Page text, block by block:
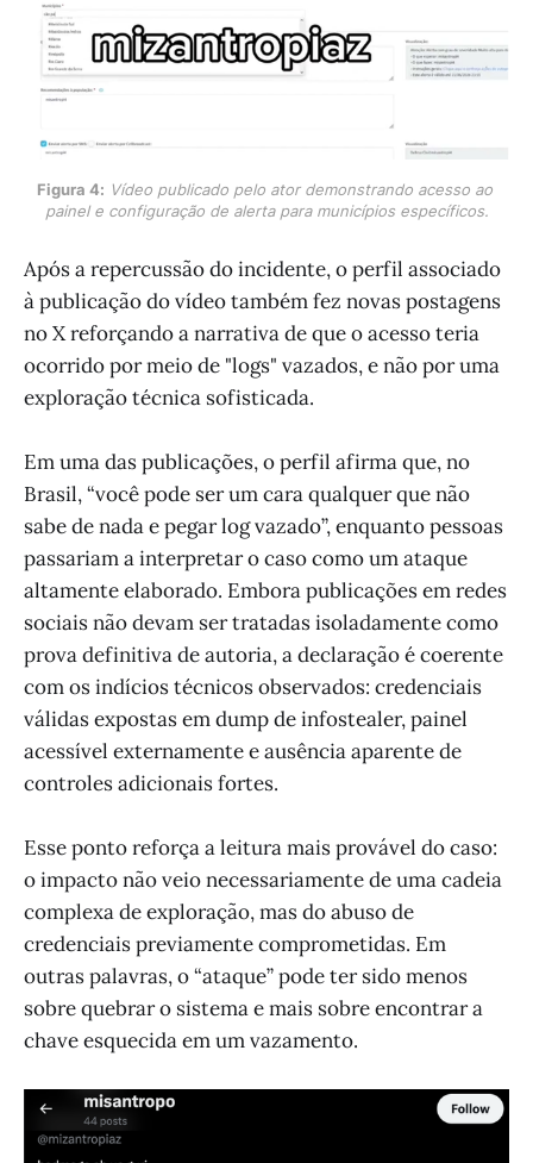
Figura 4: Vídeo publicado pelo ator demonstrando acesso ao
painel e configuração de alerta para municípios específicos.
Após a repercussão do incidente, o perfil associado
à publicação do vídeo também fez novas postagens
no X reforçando a narrativa de que o acesso teria
ocorrido por meio de "logs" vazados, e não por uma
exploração técnica sofisticada.
Em uma das publicações, o perfil afirma que, no
Brasil, “você pode ser um cara qualquer que não
sabe de nada e pegar log vazado”, enquanto pessoas
passariam a interpretar o caso como um ataque
altamente elaborado. Embora publicações em redes
sociais não devam ser tratadas isoladamente como
prova definitiva de autoria, a declaração é coerente
com os indícios técnicos observados: credenciais
válidas expostas em dump de infostealer, painel
acessível externamente e ausência aparente de
controles adicionais fortes.
Esse ponto reforça a leitura mais provável do caso:
o impacto não veio necessariamente de uma cadeia
complexa de exploração, mas do abuso de
credenciais previamente comprometidas. Em
outras palavras, o “ataque” pode ter sido menos
sobre quebrar o sistema e mais sobre encontrar a
chave esquecida em um vazamento.